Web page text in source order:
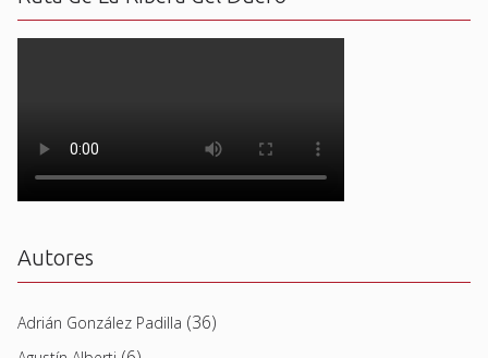
Autores
Adrián González Padilla (36)